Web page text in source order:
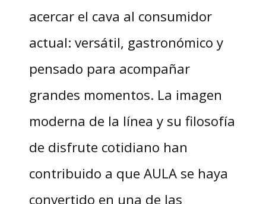
acercar el cava al consumidor
actual: versátil, gastronómico y
pensado para acompañar
grandes momentos. La imagen
moderna de la línea y su filosofía
de disfrute cotidiano han
contribuido a que AULA se haya
convertido en una de las